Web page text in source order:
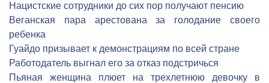
Нацистские сотрудники до сих пор получают пенсию
Веганская пара арестована за голодание своего
ребенка
Гуайдо призывает к демонстрациям по всей стране
Работодатель выгнал его за отказ подстричься
Пьяная женщина плюет на трехлетнюю девочку в